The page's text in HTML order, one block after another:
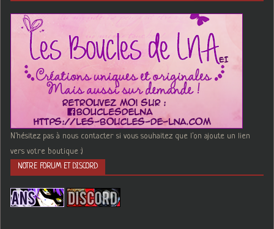
N'hésitez pas à nous contacter si vous souhaitez que l'on ajoute un lien
vers votre boutique :)
NOTRE FORUM ET DISCORD